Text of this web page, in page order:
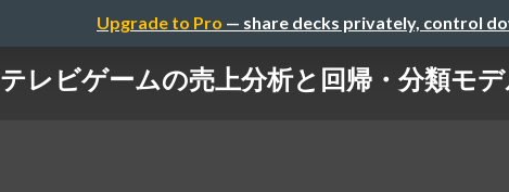
Upgrade to Pro — share decks privately, control
テレビゲームの売上分析と回帰・分類モ